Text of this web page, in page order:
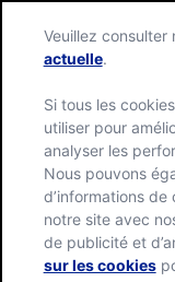
content
Green
Giant
home
Veuillez consulter
actuelle.
Si tous les
utiliser pour
analyser les
Nous pouvons
d’informations
notre site avec
de publicité et
sur les cookies